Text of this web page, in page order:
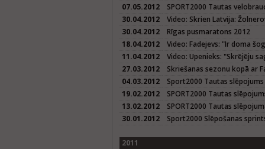
07.05.2012
SPORT2000 Tautas
30.04.2012
Video: Skrien Latvija:
30.04.2012
Rīgas pusmaratons 2012
18.04.2012
Video: Fadejevs: "Ir doma
11.04.2012
Video: Upenieks: "Skrējēju
27.03.2012
Skriešanas sezonu kopā ar
04.03.2012
Sport2000 Tautas
19.02.2012
SPORT2000 Tautas
13.02.2012
SPORT2000 Tautas
30.01.2012
Sport2000 Slēpošanas
2011